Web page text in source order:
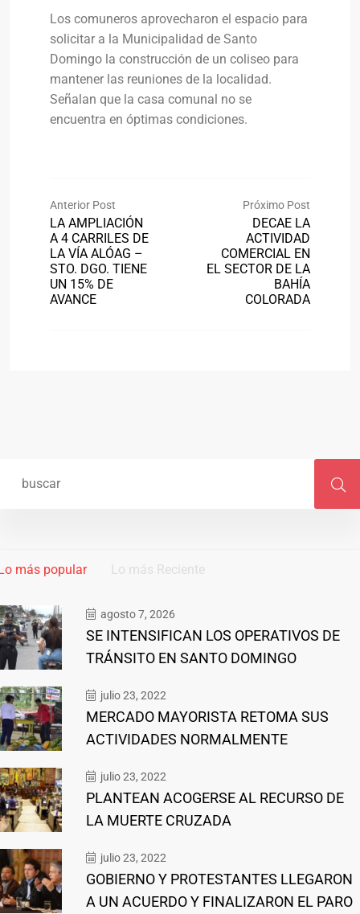
Los comuneros aprovecharon el espacio para
solicitar a la Municipalidad de Santo
Domingo la construcción de un coliseo para
mantener las reuniones de la localidad.
Señalan que la casa comunal no se
encuentra en óptimas condiciones.
Anterior Post
LA AMPLIACIÓN
A 4 CARRILES DE
LA VÍA ALÓAG –
STO. DGO. TIENE
UN 15% DE
AVANCE
Próximo Post
DECAE LA
ACTIVIDAD
COMERCIAL EN
EL SECTOR DE LA
BAHÍA
COLORADA
más popular Lo más Reciente
agosto 7, 2026
SE INTENSIFICAN LOS OPERATIVOS DE
TRÁNSITO EN SANTO DOMINGO
julio 23, 2022
MERCADO MAYORISTA RETOMA SUS
ACTIVIDADES NORMALMENTE
julio 23, 2022
PLANTEAN ACOGERSE AL RECURSO DE
LA MUERTE CRUZADA
julio 23, 2022
GOBIERNO Y PROTESTANTES LLEGARON
A UN ACUERDO Y FINALIZARON EL PARO